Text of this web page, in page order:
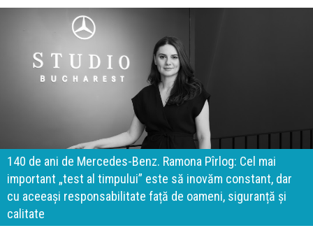
140 de ani de Mercedes-Benz. Ramona Pîrlog: Cel mai
important „test al timpului” este să inovăm constant, dar
cu aceeași responsabilitate față de oameni, siguranță și
calitate